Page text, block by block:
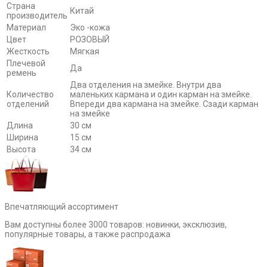
Страна
производитель Китай
Материал
Эко -кожа
Цвет
РОЗОВЫЙ
Жесткость
Мягкая
Плечевой
ремень
Да
Количество
отделений
Два отделения на змейке. Внутри два
маленьких кармана и один карман на змейке.
Впереди два кармана на змейке. Сзади карман
на змейке
Длина
30 см
Ширина
15 см
Высота
34 см
Впечатляющий ассортимент
Вам доступны более 3000 товаров: новинки, эксклюзив,
популярные товары, а также распродажа